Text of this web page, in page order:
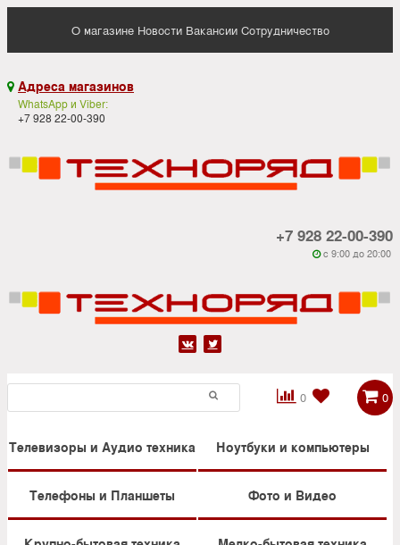
О магазине Новости Вакансии Сотрудничество
 Адреса магазинов
WhatsApp и Viber:
+7 928 22-00-390
+7 928 22-00-390
 c 9:00 до 20:00
 
0

 0
Телевизоры и Аудио техника Ноутбуки и компьютеры
Телефоны и Планшеты Фото и Видео